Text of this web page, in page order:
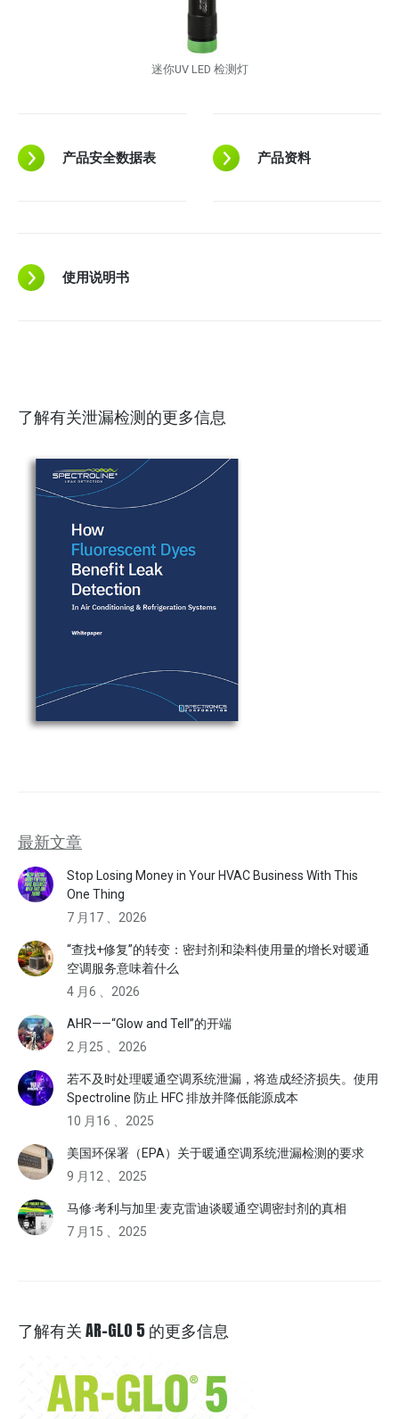
迷你UV LED 检测灯
产品安全数据表 产品资料
使用说明书
了解有关泄漏检测的更多信息
最新文章
Stop Losing Money in Your HVAC Business With This
One Thing
7 月17 、2026
“查找+修复”的转变：密封剂和染料使用量的增长对暖通
空调服务意味着什么
4 月6 、2026
AHR——“Glow and Tell”的开端
2 月25 、2026
若不及时处理暖通空调系统泄漏，将造成经济损失。使用
Spectroline 防止 HFC 排放并降低能源成本
10 月16 、2025
美国环保署（EPA）关于暖通空调系统泄漏检测的要求
9 月12 、2025
马修·考利与加里·麦克雷迪谈暖通空调密封剂的真相
7 月15 、2025
了解有关 AR-GLO 5 的更多信息